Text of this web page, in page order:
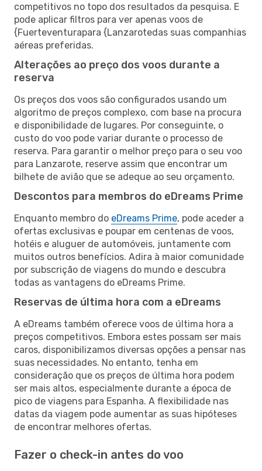
competitivos no topo dos resultados da pesquisa. E
pode aplicar filtros para ver apenas voos de
{Fuerteventurapara {Lanzarotedas suas companhias
aéreas preferidas.
Alterações ao preço dos voos durante a
reserva
Os preços dos voos são configurados usando um
algoritmo de preços complexo, com base na procura
e disponibilidade de lugares. Por conseguinte, o
custo do voo pode variar durante o processo de
reserva. Para garantir o melhor preço para o seu voo
para Lanzarote, reserve assim que encontrar um
bilhete de avião que se adeque ao seu orçamento.
Descontos para membros do eDreams Prime
Enquanto membro do eDreams Prime, pode aceder a
ofertas exclusivas e poupar em centenas de voos,
hotéis e aluguer de automóveis, juntamente com
muitos outros benefícios. Adira à maior comunidade
por subscrição de viagens do mundo e descubra
todas as vantagens do eDreams Prime.
Reservas de última hora com a eDreams
A eDreams também oferece voos de última hora a
preços competitivos. Embora estes possam ser mais
caros, disponibilizamos diversas opções a pensar nas
suas necessidades. No entanto, tenha em
consideração que os preços de última hora podem
ser mais altos, especialmente durante a época de
pico de viagens para Espanha. A flexibilidade nas
datas da viagem pode aumentar as suas hipóteses
de encontrar melhores ofertas.
Fazer o check-in antes do voo